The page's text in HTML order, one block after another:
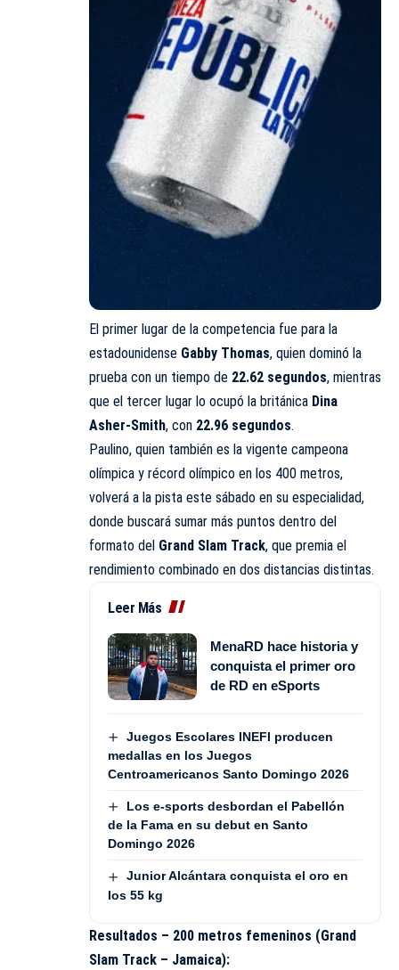
El primer lugar de la competencia fue para la
estadounidense Gabby Thomas, quien dominó la
prueba con un tiempo de 22.62 segundos, mientras
que el tercer lugar lo ocupó la británica Dina
Asher-Smith, con 22.96 segundos.
Paulino, quien también es la vigente campeona
olímpica y récord olímpico en los 400 metros,
volverá a la pista este sábado en su especialidad,
donde buscará sumar más puntos dentro del
formato del Grand Slam Track, que premia el
rendimiento combinado en dos distancias distintas.
Leer Más
MenaRD hace historia y
conquista el primer oro
de RD en eSports
Juegos Escolares INEFI producen
medallas en los Juegos
Centroamericanos Santo Domingo 2026
Los e-sports desbordan el Pabellón
de la Fama en su debut en Santo
Domingo 2026
Junior Alcántara conquista el oro en
los 55 kg
Resultados – 200 metros femeninos (Grand
Slam Track – Jamaica):